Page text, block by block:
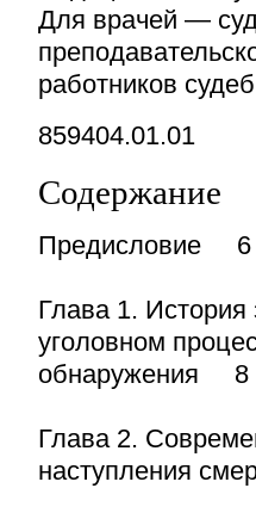
Для врачей —
работников
859404.01.01
Содержание
Предисловие 6
Глава 1. История
уголовном
обнаружения 8
Глава 2.
наступления